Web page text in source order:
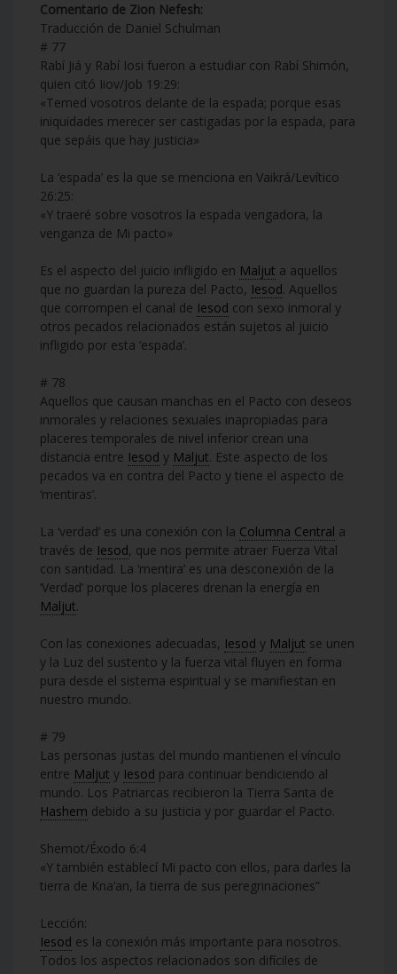
Comentario de Zion Nefesh:
Traducción de Daniel Schulman
# 77
Rabí Jiá y Rabí Iosi fueron a estudiar con Rabí Shimón,
quien citó Iiov/Job 19:29:
«Temed vosotros delante de la espada; porque esas
iniquidades merecer ser castigadas por la espada, para
que sepáis que hay justicia»
La ‘espada’ es la que se menciona en Vaikrá/Levítico
26:25:
«Y traeré sobre vosotros la espada vengadora, la
venganza de Mi pacto»
Es el aspecto del juicio infligido en Maljut a aquellos
que no guardan la pureza del Pacto, Iesod. Aquellos
que corrompen el canal de Iesod con sexo inmoral y
otros pecados relacionados están sujetos al juicio
infligido por esta ‘espada’.
# 78
Aquellos que causan manchas en el Pacto con deseos
inmorales y relaciones sexuales inapropiadas para
placeres temporales de nivel inferior crean una
distancia entre Iesod y Maljut. Este aspecto de los
pecados va en contra del Pacto y tiene el aspecto de
‘mentiras’.
La ‘verdad’ es una conexión con la Columna Central a
través de Iesod, que nos permite atraer Fuerza Vital
con santidad. La ‘mentira’ es una desconexión de la
‘Verdad’ porque los placeres drenan la energía en
Maljut.
Con las conexiones adecuadas, Iesod y Maljut se unen
y la Luz del sustento y la fuerza vital fluyen en forma
pura desde el sistema espiritual y se manifiestan en
nuestro mundo.
# 79
Las personas justas del mundo mantienen el vínculo
entre Maljut y Iesod para continuar bendiciendo al
mundo. Los Patriarcas recibieron la Tierra Santa de
Hashem debido a su justicia y por guardar el Pacto.
Shemot/Éxodo 6:4
«Y también establecí Mi pacto con ellos, para darles la
tierra de Kna’an, la tierra de sus peregrinaciones”
Lección:
Iesod es la conexión más importante para nosotros.
Todos los aspectos relacionados son difíciles de